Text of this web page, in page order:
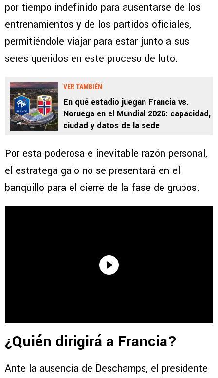
por tiempo indefinido para ausentarse de los
entrenamientos y de los partidos oficiales,
permitiéndole viajar para estar junto a sus
seres queridos en este proceso de luto.
VER TAMBIÉN
En qué estadio juegan Francia vs.
Noruega en el Mundial 2026: capacidad,
ciudad y datos de la sede
Por esta poderosa e inevitable razón personal,
el estratega galo no se presentará en el
banquillo para el cierre de la fase de grupos.
¿Quién dirigirá a Francia?
Ante la ausencia de Deschamps, el presidente